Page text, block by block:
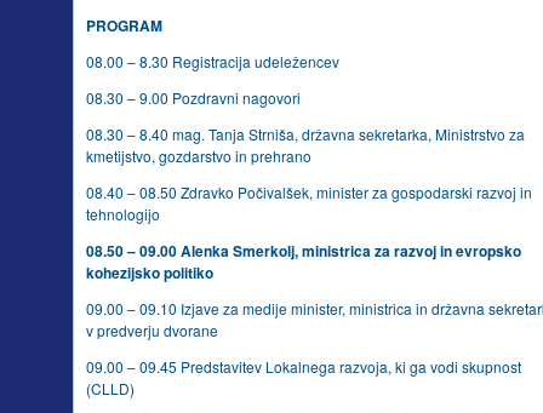
PROGRAM
08.00 – 8.30 Registracija udeležencev
08.30 – 9.00 Pozdravni nagovori
08.30 – 8.40 mag. Tanja Strniša, državna sekretarka, Ministrstvo za
kmetijstvo, gozdarstvo in prehrano
08.40 – 08.50 Zdravko Počivalšek, minister za gospodarski razvoj in
tehnologijo
08.50 – 09.00 Alenka Smerkolj, ministrica za razvoj in evropsko
kohezijsko politiko
09.00 – 09.10 Izjave za medije minister, ministrica in državna
v predverju dvorane
09.00 – 09.45 Predstavitev Lokalnega razvoja, ki ga vodi skupnost
(CLLD)